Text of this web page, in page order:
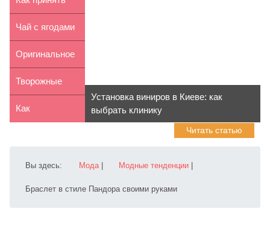
фигуры
квартиру в
новостро...
Чай с ягодами
Годжи для
похудения
Оригинальное
мандариновое
дерев...
Творожные
десерты с
Как
половые губы
при...
Установка виниров в Киеве: как
выбрать клинику
Читать статью
Вы здесь: Мода Модные тенденции
Браслет в стиле Пандора своими руками